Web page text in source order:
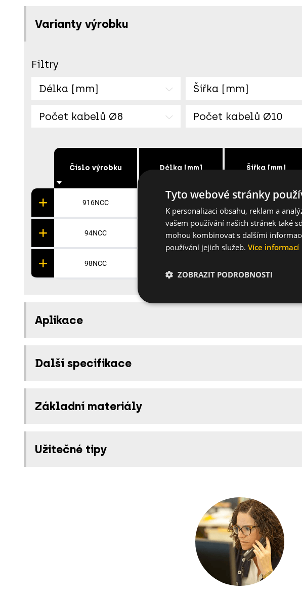
Varianty výrobku
Filtry
Délka [mm]
Šířka [mm]
Počet kabelů Ø8 Počet kabelů Ø10
Číslo výrobku
916NCC
94NCC
98NCC
Délka [mm]
75
Šířka [mm]
22
20
Aplikace
Další specifikace
Základní materiály
Užitečné tipy
Tyto webové stránky
K personalizaci obsahu, reklam a
vašem používání našich stránek také
mohou kombinovat s dalšími
používání jejich služeb. Více informací
ZOBRAZIT PODROBNOSTI